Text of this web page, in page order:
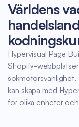
Världens
Hypervisual Page
Shopify-
sökmotorsvänlighet.
kan skapa med
för olika enheter